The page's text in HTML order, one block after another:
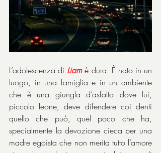
L’adolescenza di Liam è dura. È nato in un
luogo, in una famiglia e in un ambiente
che è una giungla d’asfalto dove lui,
piccolo leone, deve difendere coi denti
quello che può, quel poco che ha,
specialmente la devozione cieca per una
madre egoista che non merita tutto l’amore